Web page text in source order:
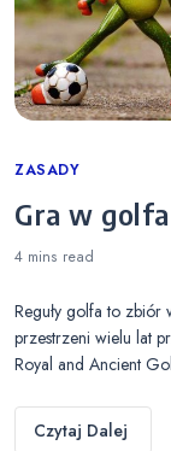
Categories
ZASADY
Gra w
4 mins read
Reguły golfa to zbiór
przestrzeni wielu lat
Royal and Ancient
Czytaj Dalej